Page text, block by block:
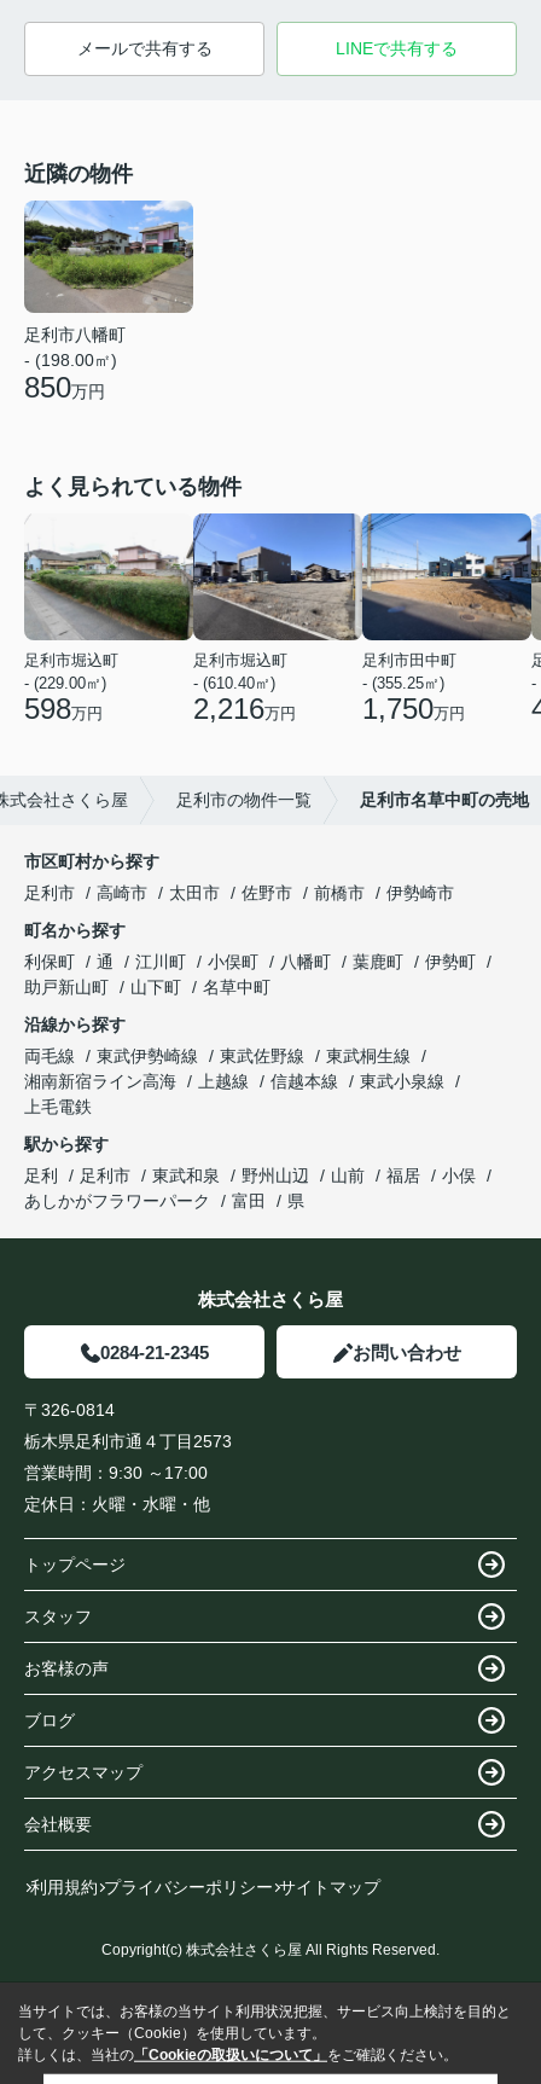
メールで共有する LINEで共有する
近隣の物件
足利市八幡町
- (198.00㎡)
850万円
よく見られている物件
足利市堀込町
- (229.00㎡)
598万円
足利市堀込町
- (610.40㎡)
2,216万円
足利市田中町
- (355.25㎡)
1,750万円
-
式会社さくら屋 足利市の物件一覧 足利市名草中町の売地
市区町村から探す
足利市
高崎市 太田市 佐野市 前橋市
伊勢崎市
町名から探す
利保町
通 江川町 小俣町 八幡町 葉鹿町
伊勢町
助戸新山町
山下町
名草中町
沿線から探す
両毛線
東武伊勢崎線 東武佐野線
東武桐生線
湘南新宿ライン高海
上越線 信越本線
東武小泉線
上毛電鉄
駅から探す
足利
足利市 東武和泉 野州山辺 山前 福居
小俣
あしかがフラワーパーク
富田 県
株式会社さくら屋
0284-21-2345 お問い合わせ
〒326-0814
栃木県足利市通４丁目2573
営業時間： 9:30 ～17:00
定休日： 火曜・水曜・他
トップページ
スタッフ
お客様の声
ブログ
アクセスマップ
会社概要
利用規約 プライバシーポリシー サイトマップ
Copyright(c) 株式会社さくら屋 All Rights Reserved.
当サイトでは、お客様の当サイト利用状況把握、サービス向上検討を目的と
して、クッキー（Cookie）を使用しています。
詳しくは、当社の 「Cookieの取扱いについて」 をご確認ください。